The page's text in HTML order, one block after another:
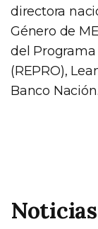
directora
Género de
del
(REPRO),
Banco Nación.